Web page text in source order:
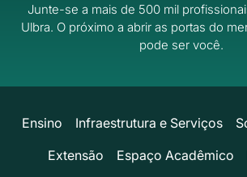
Junte-se a mais de 500 mil
Ulbra. O próximo a abrir as portas do
pode ser você.
Ensino Infraestrutura e Serviços
Extensão
Espaço Acadêmico